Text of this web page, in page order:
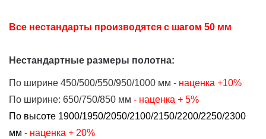
Все нестандарты производятся с шагом 50 мм
Нестандартные размеры полотна:
По ширине 450/500/550/950/1000 мм - наценка +10%
По ширине: 650/750/850 мм - наценка + 5%
По высоте 1900/1950/2050/2100/2150/2200/2250/2300
мм - наценка + 20%